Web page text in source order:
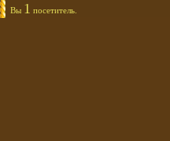
Вы 1 посетитель.